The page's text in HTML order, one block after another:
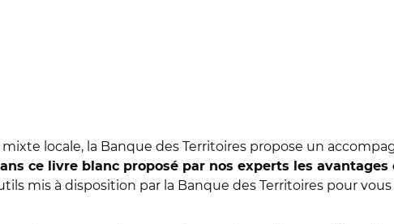
locale, la Banque des Territoires propose un
ce livre blanc proposé par nos experts les avantages
mis à disposition par la Banque des Territoires pour